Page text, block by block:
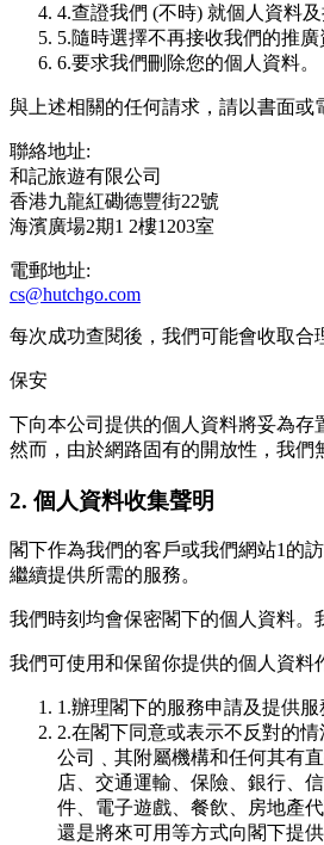
4.查證我們 (不時) 就個⼈資料
5.隨時選擇不再接收我們的推廣
6.要求我們刪除您的個人資料。
與上述相關的任何請求，請以書⾯或
聯絡地址:
和記旅遊有限公司
香港九龍紅磡德豐街22號
海濱廣場2期1 2樓1203室
電郵地址:
cs@hutchgo.com
每次成功查閱後，我們可能會收取合
保安
下向本公司提供的個⼈資料將妥為存
然而，由於網路固有的開放性，我們
2. 個人資料收集聲明
閣下作為我們的客⼾或我們網站1的
繼續提供所需的服務。
我們時刻均會保密閣下的個⼈資料。
我們可使⽤和保留你提供的個⼈資料
1.辦理閣下的服務申請及提供服
2.在閣下同意或表示不反對的
公司﹑其附屬機構和任何其有
店、交通運輸、保險、銀⾏、
件、電⼦遊戲、餐飲、房地產
還是將來可⽤等⽅式向閣下提供